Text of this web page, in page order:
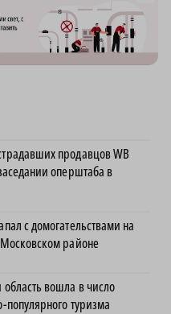
продавцов WB
оперштаба в
с домогательствами на
районе
вошла в число
популярного туризма